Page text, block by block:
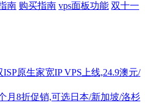
南 购买指南 vps面板功能 双十一
ISP原生家宽IP VPS上线,24.9澳元/
月8折促销,可选日本/新加坡/洛杉